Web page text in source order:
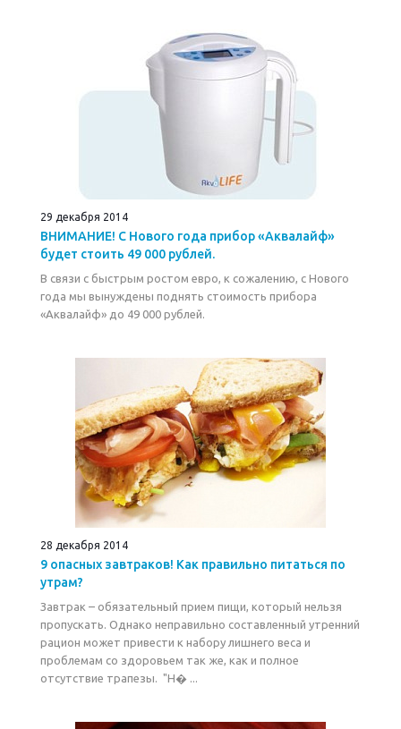
29 декабря 2014
ВНИМАНИЕ! С Нового года прибор «Аквалайф»
будет стоить 49 000 рублей.
В связи с быстрым ростом евро, к сожалению, с Нового
года мы вынуждены поднять стоимость прибора
«Аквалайф» до 49 000 рублей.
28 декабря 2014
9 опасных завтраков! Как правильно питаться по
утрам?
Завтрак – обязательный прием пищи, который нельзя
пропускать. Однако неправильно составленный утренний
рацион может привести к набору лишнего веса и
проблемам со здоровьем так же, как и полное
отсутствие трапезы. "Н� ...